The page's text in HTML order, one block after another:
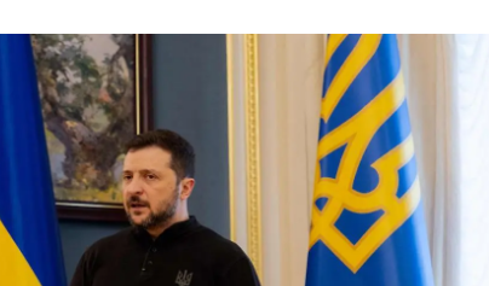
Ardahan
Iğdır
Yalova
Karabük
Kilis